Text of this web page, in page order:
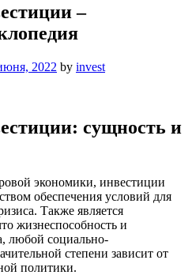
–
2022 by invest
сущность и
экономики, инвестиции
обеспечения условий для
Также является
жизнеспособность и
любой социально-
степени зависит от
политики.